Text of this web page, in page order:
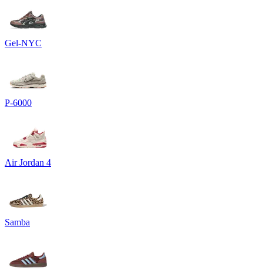
Gel-NYC
P-6000
Air Jordan 4
Samba